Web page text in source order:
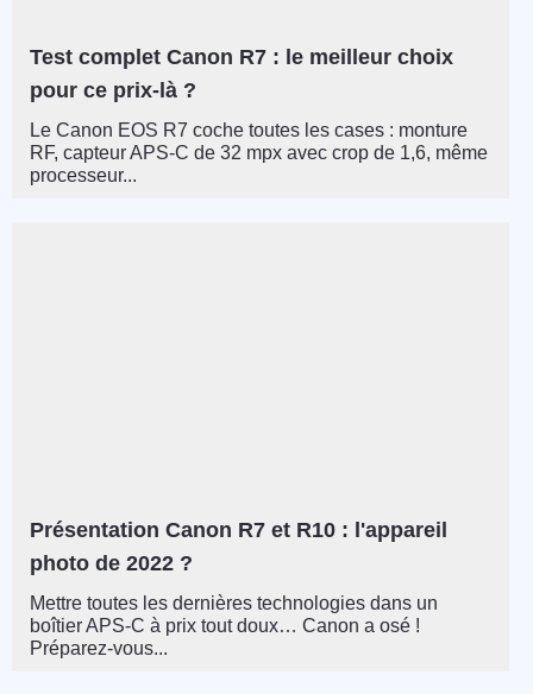
Test complet Canon R7 : le meilleur choix
pour ce prix-là ?
Le Canon EOS R7 coche toutes les cases : monture
RF, capteur APS-C de 32 mpx avec crop de 1,6, même
processeur...
Présentation Canon R7 et R10 : l'appareil
photo de 2022 ?
Mettre toutes les dernières technologies dans un
boîtier APS-C à prix tout doux… Canon a osé !
Préparez-vous...